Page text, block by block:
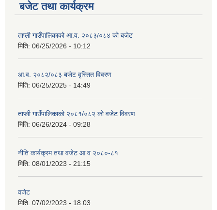
बजेट तथा कार्यक्रम
ताप्ली गाउँपालिकाको आ.व. २०८३/०८४ को बजेट
मिति: 06/25/2026 - 10:12
आ.व. २०८२/०८३ बजेट वृस्तित विवरण
मिति: 06/25/2025 - 14:49
ताप्ली गाउँपालिकाको २०८१/०८२ को वजेट विवरण
मिति: 06/26/2024 - 09:28
नीति कार्यक्रम तथा वजेट आ व २०८०-८१
मिति: 08/01/2023 - 21:15
वजेट
मिति: 07/02/2023 - 18:03